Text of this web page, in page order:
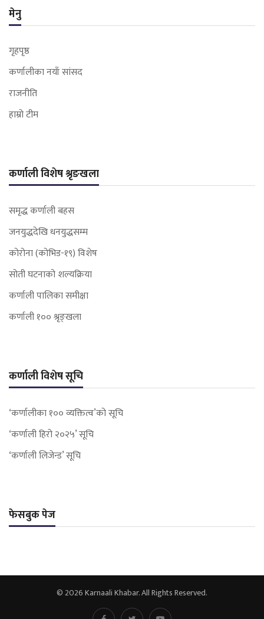
मेनु
गृहपृष्ठ
कर्णालीका नयाँ सांसद
राजनीति
हाम्रो टीम
कर्णाली विशेष श्रृङखला
समृद्ध कर्णाली बहस
जनयुद्धदेखि धनयुद्धसम्म
कोरोना (कोभिड-१९) विशेष
सोती घटनाको शल्यक्रिया
कर्णाली पालिका समीक्षा
कर्णाली १०० श्रृङ्खला
कर्णाली विशेष सूचि
‘कर्णालीका १०० व्यक्तित्व’को सूचि
‘कर्णाली हिरो २०२५’ सूचि
‘कर्णाली लिजेन्ड’ सूचि
फेसबुक पेज
© 2026 Karnaali Khabar. All Rights Reserved.